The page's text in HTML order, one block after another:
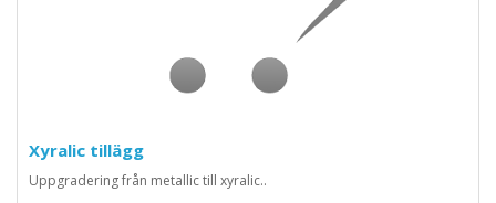
Xyralic tillägg
Uppgradering från metallic till xyralic..